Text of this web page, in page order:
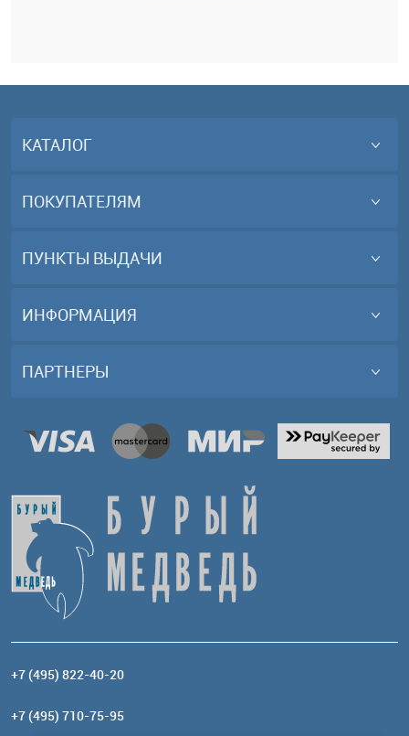
КАТАЛОГ
ПОКУПАТЕЛЯМ
ПУНКТЫ ВЫДАЧИ
ИНФОРМАЦИЯ
ПАРТНЕРЫ
+7 (495) 822-40-20
+7 (495) 710-75-95